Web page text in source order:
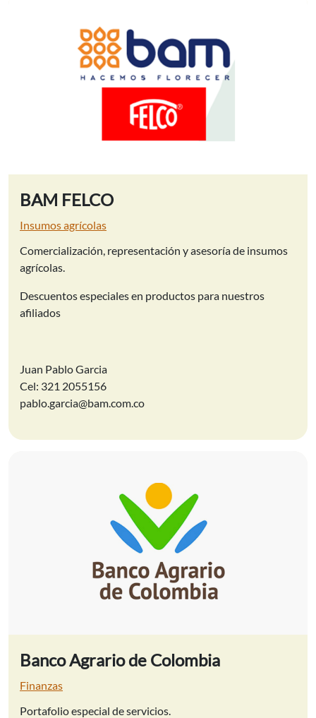
BAM FELCO
Insumos agrícolas
Comercialización, representación y asesoría de insumos
agrícolas.
Descuentos especiales en productos para nuestros
afiliados
Juan Pablo Garcia
Cel: 321 2055156
pablo.garcia@bam.com.co
Banco Agrario de Colombia
Finanzas
Portafolio especial de servicios.